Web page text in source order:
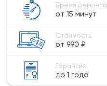
Время ремонта
от 15 минут
Стоимость
от 990 ₽
Гарантия
до 1 года